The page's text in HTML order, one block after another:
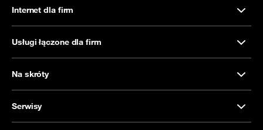
Internet dla firm
Usługi łączone dla firm
Na skróty
Serwisy